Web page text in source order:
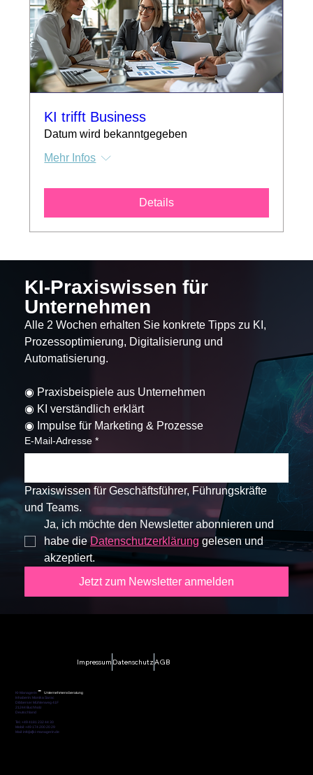
KI trifft Business
Datum wird bekanntgegeben
Mehr Infos
Details
KI-Praxiswissen für
Unternehmen
Alle 2 Wochen erhalten Sie konkrete Tipps zu KI,
Prozessoptimierung, Digitalisierung und
Automatisierung.
◉ Praxisbeispiele aus Unternehmen
◉ KI verständlich erklärt
◉ Impulse für Marketing & Prozesse
E-Mail-Adresse *
Praxiswissen für Geschäftsführer, Führungskräfte
und Teams.
Ja, ich möchte den Newsletter abonnieren und
habe die Datenschutzerklärung gelesen und
akzeptiert.
Jetzt zum Newsletter anmelden
KI-Managerin -
Unternehmensberatung
Inhaberin: Monika Sarac
Dibberser Mühlenweg 41F
21244 Buchholz
Deutschland
Tel.: +49 4181 232 44 30
Mobil: +49 174 200 20 29
Mail: info[at]ki-managerin.de
Impressum DatenschutzAGB